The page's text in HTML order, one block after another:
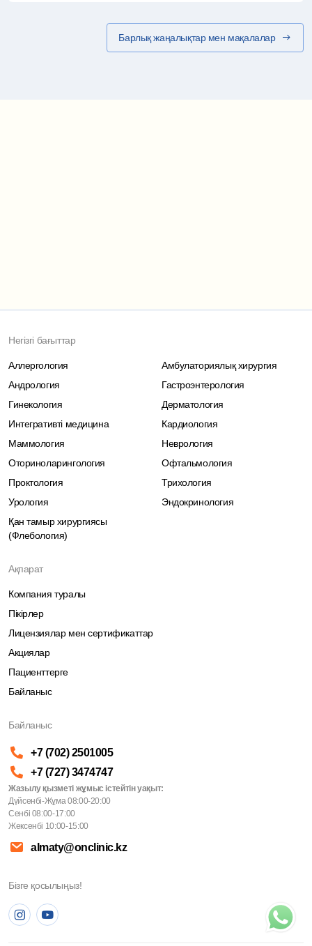
Барлық жаңалықтар мен мақалалар
Негізгі бағыттар
Аллергология
Амбулаториялық хирургия
Андрология
Гастроэнтерология
Гинекология
Дерматология
Интегративті медицина
Кардиология
Маммология
Неврология
Оториноларингология
Офтальмология
Проктология
Трихология
Урология
Эндокринология
Қан тамыр хирургиясы
(Флебология)
Ақпарат
Компания туралы
Пікірлер
Лицензиялар мен сертификаттар
Акциялар
Пациенттерге
Байланыс
Байланыс
+7 (702) 2501005
+7 (727) 3474747
Жазылу қызметі жұмыс істейтін уақыт:
Дүйсенбі-Жұма 08:00-20:00
Сенбі 08:00-17:00
Жексенбі 10:00-15:00
almaty@onclinic.kz
Бізге қосылыңыз!